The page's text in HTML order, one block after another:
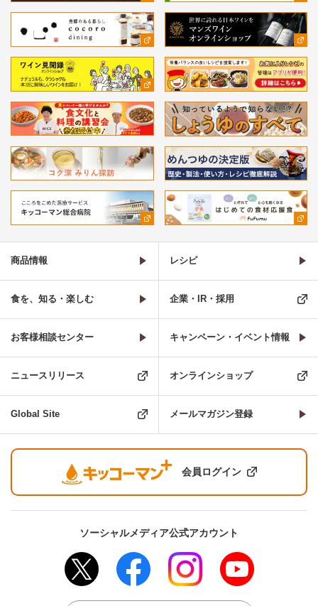
商品情報 レシピ
食を、知る・楽しむ 企業・IR・採用
お客様相談センター キャンペーン・イベント情報
ニュースリリース オンラインショップ
Global Site メールマガジン登録
会員ログイン
ソーシャルメディア公式アカウント